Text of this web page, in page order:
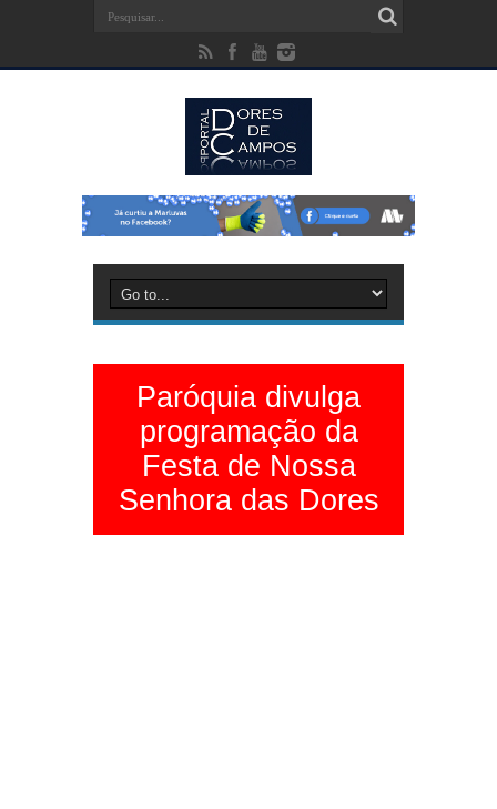
Paróquia divulga
programação da
Festa de Nossa
Senhora das Dores